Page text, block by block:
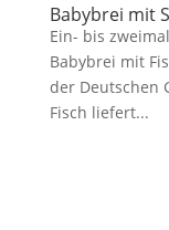
Babybrei mit
Ein- bis
Babybrei mit
der Deutschen
Fisch liefert...